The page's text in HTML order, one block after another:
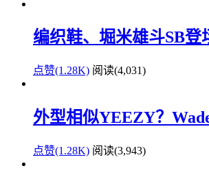
编织鞋、堀米雄斗SB
点赞(1.28K) 阅读(4,031)
外型相似YEEZY？
点赞(1.28K) 阅读(3,943)